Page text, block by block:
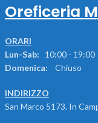
Oreficeria
ORARI
Lun-Sab: 10:00 - 19:00
Domenica:
Chiuso
INDIRIZZO
San Marco 5173. In